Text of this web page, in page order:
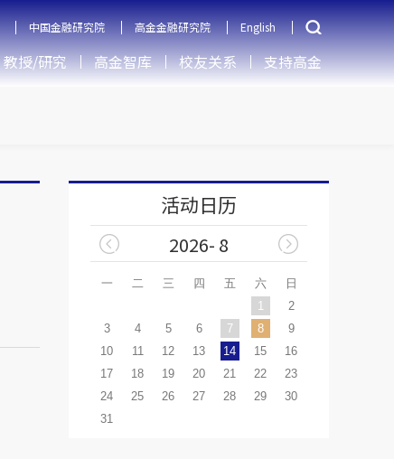
中国金融研究院 高金金融研究院 English
教授/研究 高金智库 校友关系 支持高金
活动日历
2026- 8
一 二 三 四 五 六
日
1
2
3
4 5 6 7 8
9
10
11 12 13 14 15
16
17
18 19 20 21 22
23
24
25 26 27 28 29
30
31